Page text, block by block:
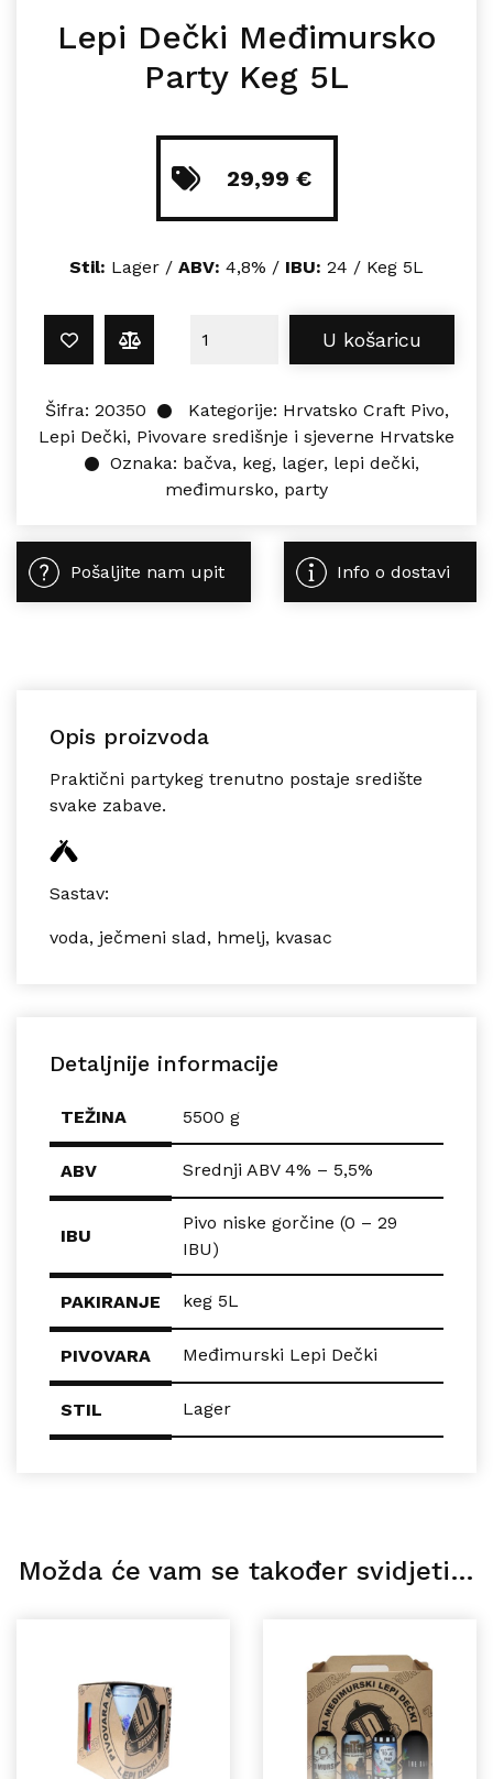
Lepi Dečki Međimursko
Party Keg 5L
29,99 €
Stil: Lager / ABV: 4,8% / IBU: 24 / Keg 5L
Lepi Dečki Međimursko Party Keg
U košaricu
Šifra: 20350 Kategorije: Hrvatsko Craft Pivo,
Lepi Dečki, Pivovare središnje i sjeverne Hrvatske
Oznaka: bačva, keg, lager, lepi dečki,
međimursko, party
Pošaljite nam upit Info o dostavi
Opis proizvoda
Praktični partykeg trenutno postaje središte
svake zabave.
Sastav:
voda, ječmeni slad, hmelj, kvasac
Detaljnije informacije
TEŽINA 5500 g
ABV Srednji ABV 4% – 5,5%
IBU
Pivo niske gorčine (0 – 29
IBU)
PAKIRANJE keg 5L
PIVOVARA Međimurski Lepi Dečki
STIL Lager
Možda će vam se također svidjeti…